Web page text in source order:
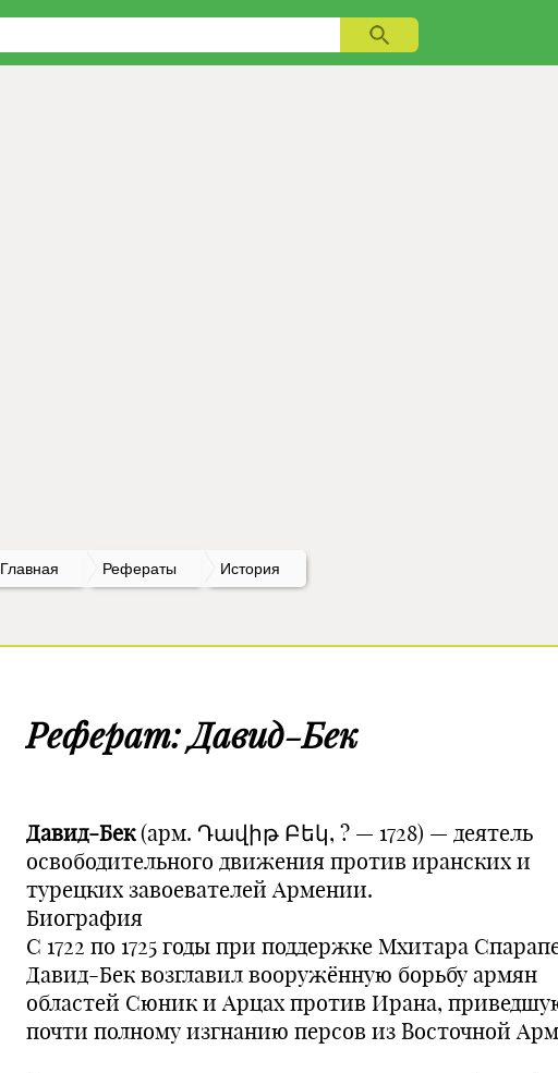
Главная Рефераты История
Реферат: Давид-Бек
Давид-Бек(арм. Դավիթ Բեկ, ? — 1728) — деятель
освободительного движения против иранских и
турецких завоевателей Армении.
Биография
С 1722 по 1725 годы при поддержке Мхитара
Давид-Бек возглавил вооружённую борьбу армян
областей Сюник и Арцах против Ирана,
почти полному изгнанию персов из Восточной